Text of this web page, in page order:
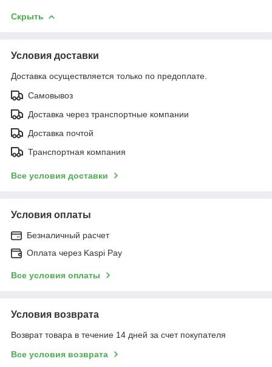
Скрыть
Условия доставки
Доставка осуществляется только по предоплате.
Самовывоз
Доставка через транспортные компании
Доставка почтой
Транспортная компания
Все условия доставки
Условия оплаты
Безналичный расчет
Оплата через Kaspi Pay
Все условия оплаты
Условия возврата
Возврат товара в течение 14 дней за счет покупателя
Все условия возврата